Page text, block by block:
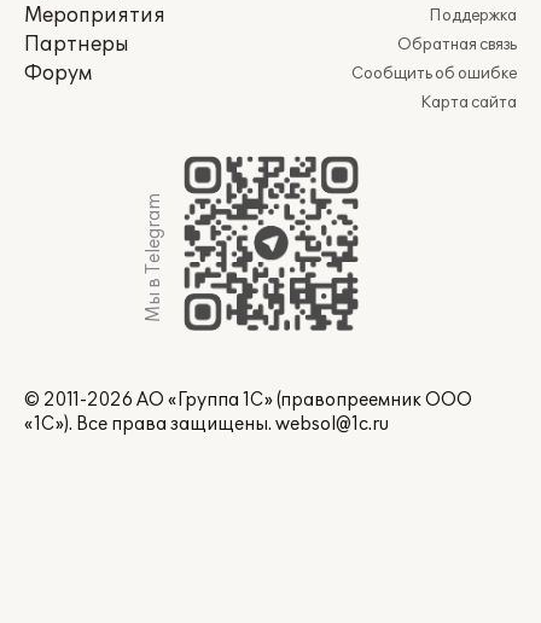
Мероприятия
Партнеры
Форум
Поддержка
Обратная связь
Сообщить об ошибке
Карта сайта
Мы в Telegram
© 2011-2026 АО «Группа 1С» (правопреемник ООО
«1С»). Все права защищены. websol@1c.ru